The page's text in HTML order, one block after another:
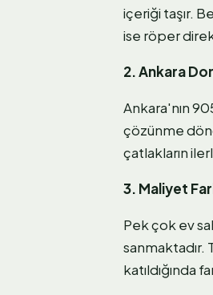
içeriği taşır.
ise röper
2. Ankara
Ankara'nın
çözünme
çatlakların
3. Maliyet
Pek çok ev
sanmaktadır.
katıldığında